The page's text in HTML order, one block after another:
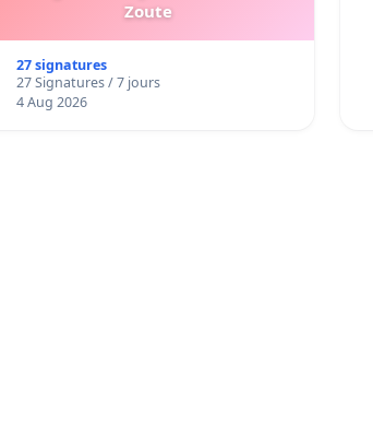
Zoute
27 signatures
27 Signatures / 7 jours
4 Aug 2026